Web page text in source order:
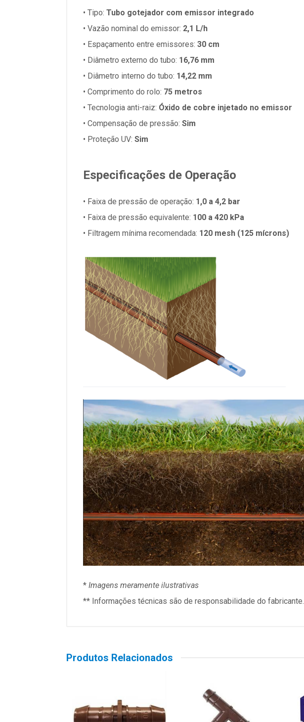
• Tipo: Tubo gotejador com emissor integrado
• Vazão nominal do emissor: 2,1 L/h
• Espaçamento entre emissores: 30 cm
• Diâmetro externo do tubo: 16,76 mm
• Diâmetro interno do tubo: 14,22 mm
• Comprimento do rolo: 75 metros
• Tecnologia anti-raiz: Óxido de cobre injetado no emissor
• Compensação de pressão: Sim
• Proteção UV: Sim
Especificações de Operação
• Faixa de pressão de operação: 1,0 a 4,2 bar
• Faixa de pressão equivalente: 100 a 420 kPa
• Filtragem mínima recomendada: 120 mesh (125 mícrons)
* Imagens meramente ilustrativas
** Informações técnicas são de responsabilidade do fabricante.
Produtos Relacionados